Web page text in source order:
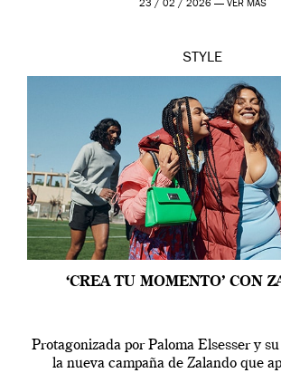
23 / 02 / 2026 — VER MÁS
STYLE
‘CREA TU MOMENTO’ CON
Protagonizada por Paloma Elsesser y
la nueva campaña de Zalando que